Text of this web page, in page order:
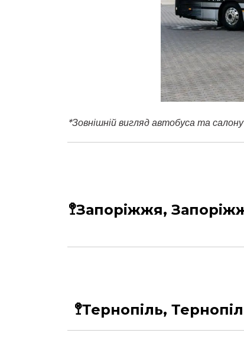
*Зовнішній вигляд автобуса та
🚏Запоріжжя,
🚏Тернопіль,